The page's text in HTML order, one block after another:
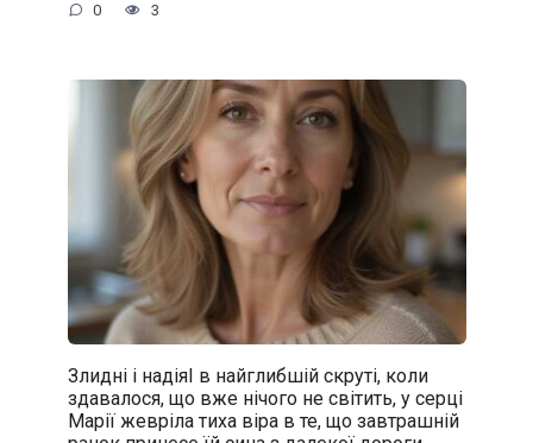
0 3
Злидні і надіяІ в найглибшій скруті, коли
здавалося, що вже нічого не світить, у серці
Марії жевріла тиха віра в те, що завтрашній